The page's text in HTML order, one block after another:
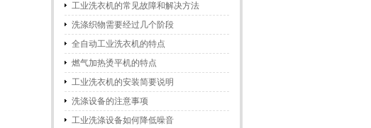
工业洗衣机的常见故障和解决方法
洗涤织物需要经过几个阶段
全自动工业洗衣机的特点
燃气加热烫平机的特点
工业洗衣机的安装简要说明
洗涤设备的注意事项
工业洗涤设备如何降低噪音